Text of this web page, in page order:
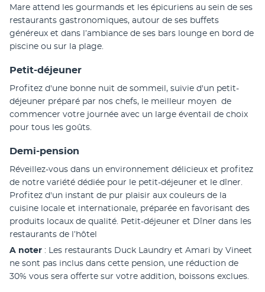
Mare attend les gourmands et les épicuriens au sein de ses
restaurants gastronomiques, autour de ses buffets
généreux et dans l’ambiance de ses bars lounge en bord de
piscine ou sur la plage.
Petit-déjeuner
Profitez d'une bonne nuit de sommeil, suivie d'un petit-
déjeuner préparé par nos chefs, le meilleur moyen  de
commencer votre journée avec un large éventail de choix
pour tous les goûts.
Demi-pension
Réveillez-vous dans un environnement délicieux et profitez
de notre variété dédiée pour le petit-déjeuner et le dîner.
Profitez d'un instant de pur plaisir aux couleurs de la
cuisine locale et internationale, préparée en favorisant des
produits locaux de qualité. Petit-déjeuner et Dîner dans les
restaurants de l’hôtel
A noter : Les restaurants Duck Laundry et Amari by Vineet
ne sont pas inclus dans cette pension, une réduction de
30% vous sera offerte sur votre addition, boissons exclues.